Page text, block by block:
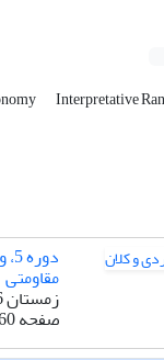
Interpretative
مقاومتی
زمستان 1396
صفحه